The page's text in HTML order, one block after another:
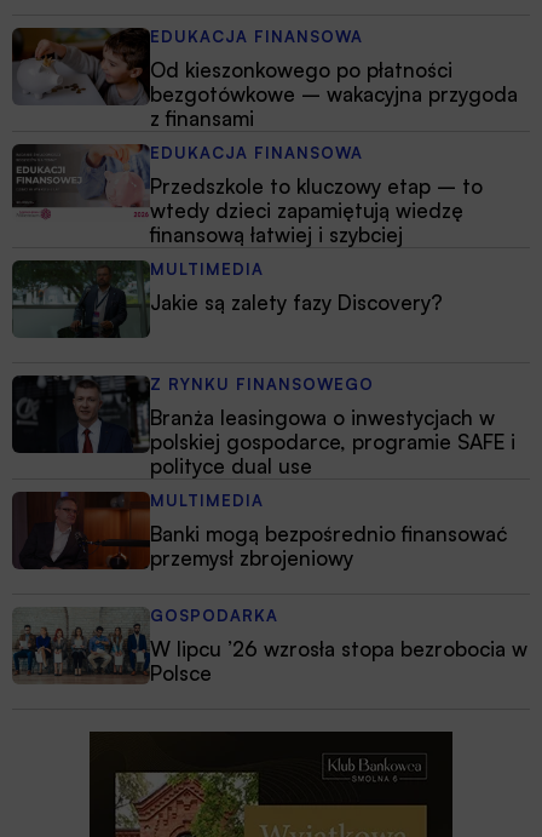
EDUKACJA FINANSOWA
Od kieszonkowego po płatności
bezgotówkowe – wakacyjna przygoda
z finansami
EDUKACJA FINANSOWA
Przedszkole to kluczowy etap – to
wtedy dzieci zapamiętują wiedzę
finansową łatwiej i szybciej
MULTIMEDIA
Jakie są zalety fazy Discovery?
Z RYNKU FINANSOWEGO
Branża leasingowa o inwestycjach w
polskiej gospodarce, programie SAFE i
polityce dual use
MULTIMEDIA
Banki mogą bezpośrednio finansować
przemysł zbrojeniowy
GOSPODARKA
W lipcu ’26 wzrosła stopa bezrobocia w
Polsce